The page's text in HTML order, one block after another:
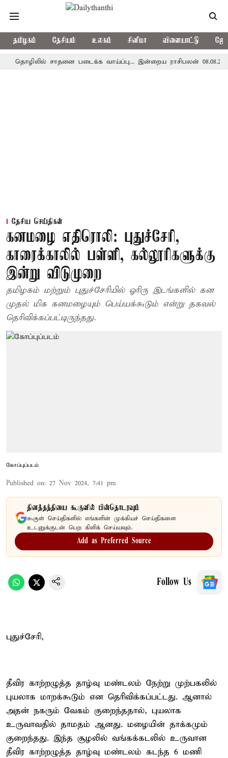
தமிழகம் தேசியம் உலகம் சினிமா விளையாட்டு
சாதனை படைக்க வாய்ப்பு... இன்றைய ராசிபலன் 08.08.2026
தேசிய செய்திகள்
கனமழை எதிரொலி: புதுச்சேரி,
காரைக்காலில் பள்ளி, கல்லூரிகளுக்கு
இன்று விடுமுறை
தமிழகம் மற்றும் புதுச்சேரியில் ஓரிரு இடங்களில் கன
முதல் மிக கனமழையும் பெய்யக்கூடும் என்று தகவல்
தெரிவிக்கப்பட்டிருந்தது.
கோப்புப்படம்
Published on: 27 Nov 2024, 7:41 pm
தினத்தந்தியை கூகுளில் பின்தொடரவும்
கூகுள் செய்திகளில் எங்களின் முக்கியச் செய்திகளை
உடனுக்குடன் பெற கிளிக் செய்யவும்.
Add as Preferred Source
Follow Us
புதுச்சேரி,
தீவிர காற்றழுத்த தாழ்வு மண்டலம் நேற்று முற்பகலில்
புயலாக மாறக்கூடும் என தெரிவிக்கப்பட்டது. ஆனால்
அதன் நகரும் வேகம் குறைந்ததால், புயலாக
உருவாவதில் தாமதம் ஆனது. மழையின் தாக்கமும்
குறைந்தது. இந்த சூழலில் வங்கக்கடலில் உருவான
தீவிர காற்றழுத்த தாழ்வு மண்டலம் கடந்த 6 மணி